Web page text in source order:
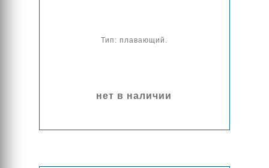
Тип: плавающий.
нет в наличии